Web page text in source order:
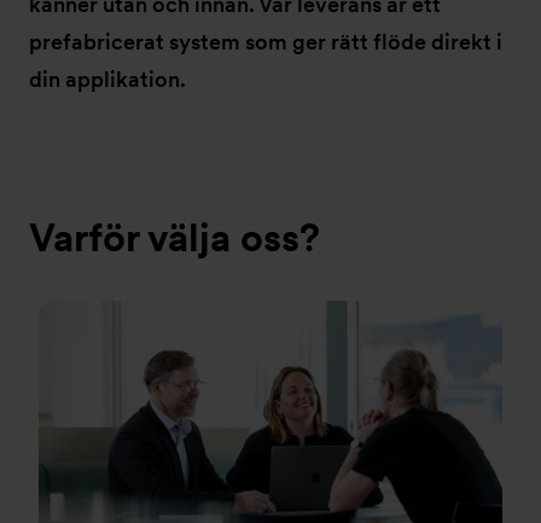
prefabricerat system som ger rätt flöde direkt i
din applikation.
Varför välja oss?